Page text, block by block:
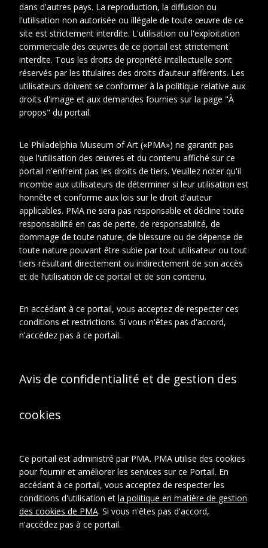
1 2 3 4 5
Next
Cotes
extremes
DUCHV 16
Auteur Duchamp-Villon, Raymond
CONTEXTE D'ARCHIVAGE
Villon, Raymond Duchamp-Villon,
Sous-fonds Raymond Duchamp-
Sous-série:
Manuscrits et textes
divers.
CRÉDITS PHOTOGRAPHIQUES ET
DROITS
dans d'autres pays. La reproduction, la diffusion ou
l'utilisation non autorisée ou illégale de toute œuvre de ce
site est strictement interdite. L'utilisation ou l'exploitation
commerciale des œuvres de ce portail est strictement
interdite. Tous les droits de propriété intellectuelle sont
réservés par les titulaires des droits d’auteur afférents. Les
utilisateurs doivent se conformer à la politique relative aux
droits d'image et aux demandes fournies sur la page "À
propos" du portail.
Le Philadelphia Museum of Art («PMA») ne garantit pas
que l'utilisation des œuvres et du contenu affiché sur ce
portail n'enfreint pas les droits de tiers. Veuillez noter qu'il
incombe aux utilisateurs de déterminer si leur utilisation est
honnête et conforme aux lois sur le droit d'auteur
applicables. PMA ne sera pas responsable et décline toute
responsabilité en cas de perte, de responsabilité, de
dommage de toute nature, de blessure ou de dépense de
toute nature pouvant être subie par tout utilisateur ou tout
tiers résultant directement ou indirectement de son accès
et de l’utilisation de ce portail et de son contenu.
En accédant à ce portail, vous acceptez de respecter ces
conditions et restrictions. Si vous n'êtes pas d'accord,
n'accédez pas à ce portail.
Avis de confidentialité et de gestion des
cookies
Ce portail est administré par PMA. PMA utilise des cookies
pour fournir et améliorer les services sur ce Portail. En
accédant à ce portail, vous acceptez de respecter les
conditions d'utilisation et la politique en matière de gestion
des cookies de PMA. Si vous n'êtes pas d'accord,
n'accédez pas à ce portail.